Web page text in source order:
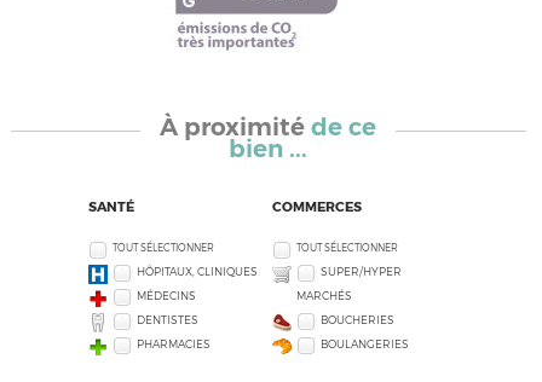
À proximitéde ce
bien ...
SANTÉ
TOUT SÉLECTIONNER
HÔPITAUX, CLINIQUES
MÉDECINS
DENTISTES
PHARMACIES
COMMERCES
TOUT SÉLECTIONNER
SUPER/HYPER
MARCHÉS
BOUCHERIES
BOULANGERIES